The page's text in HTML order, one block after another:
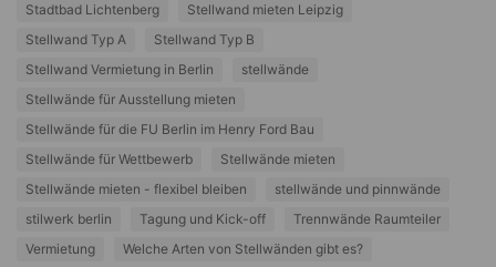
Stadtbad Lichtenberg
Stellwand mieten Leipzig
Stellwand Typ A
Stellwand Typ B
Stellwand Vermietung in Berlin
stellwände
Stellwände für Ausstellung mieten
Stellwände für die FU Berlin im Henry Ford Bau
Stellwände für Wettbewerb
Stellwände mieten
Stellwände mieten - flexibel bleiben
stellwände und pinnwände
stilwerk berlin
Tagung und Kick-off
Trennwände Raumteiler
Vermietung
Welche Arten von Stellwänden gibt es?